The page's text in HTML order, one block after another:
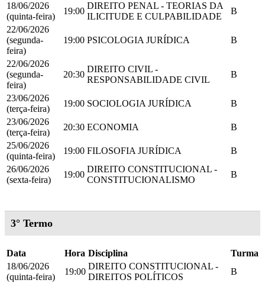
18/06/2026
(quinta-feira)
19:00
DIREITO PENAL - TEORIAS DA
ILICITUDE E CULPABILIDADE
B
22/06/2026
(segunda-
feira)
19:00 PSICOLOGIA JURÍDICA B
22/06/2026
(segunda-
feira)
20:30
DIREITO CIVIL -
RESPONSABILIDADE CIVIL
B
23/06/2026
(terça-feira)
19:00 SOCIOLOGIA JURÍDICA
B
23/06/2026
(terça-feira)
20:30 ECONOMIA
B
25/06/2026
(quinta-feira)
19:00 FILOSOFIA JURÍDICA
B
26/06/2026
(sexta-feira)
19:00
DIREITO CONSTITUCIONAL -
CONSTITUCIONALISMO
B
3° Termo
Data Hora Disciplina
Turma
18/06/2026
(quinta-feira)
19:00
DIREITO CONSTITUCIONAL -
DIREITOS POLÍTICOS
B